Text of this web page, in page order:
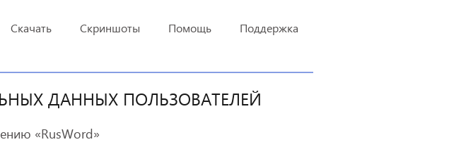
Скачать Скриншоты Помощь Поддержка
ДАННЫХ ПОЛЬЗОВАТЕЛЕЙ
«RusWord»